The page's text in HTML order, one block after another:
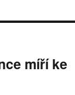
míří ke